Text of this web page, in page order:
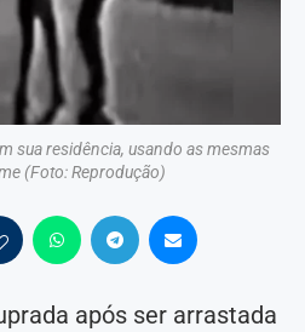
sua residência, usando as mesmas
(Foto: Reprodução)
após ser arrastada